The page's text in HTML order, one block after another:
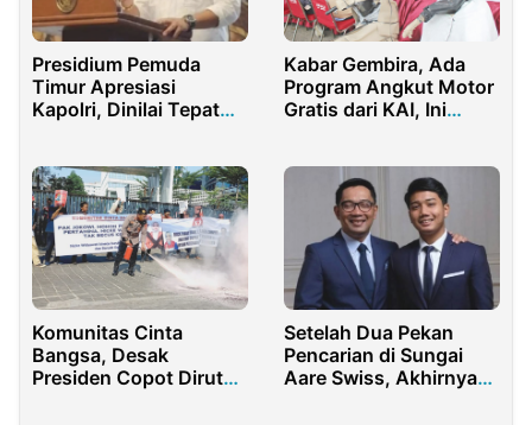
Presidium Pemuda
Timur Apresiasi
Kapolri, Dinilai Tepat
Kabar Gembira, Ada
Program Angkut Motor
Gratis dari KAI, Ini
Komunitas Cinta
Bangsa, Desak
Presiden Copot Dirut
Setelah Dua Pekan
Pencarian di Sungai
Aare Swiss, Akhirnya